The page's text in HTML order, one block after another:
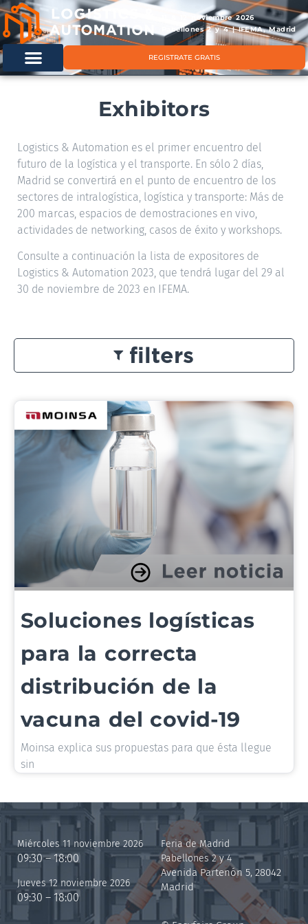
11 & 12 noviembre 2026
Pabellones 2 y 4 | IFEMA, Madrid
REGISTRATE GRATIS
Exhibitors
Logistics & Automation es el primer encuentro del
futuro de la logística y el transporte. En sólo 2 días,
Madrid se convertirá en el punto de encuentro de los
sectores de intralogística, logística y transporte: Más de
200 marcas, espacios de demostraciones en vivo,
actividades de networking, casos de éxito y workshops.
Consulte a continuación la lista de expositores de
Logistics & Automation 2023, que tendrá lugar del 29 al
30 de noviembre de 2023 en IFEMA.
filters
Soluciones logísticas
para la correcta
distribución de la
vacuna del covid-19
Moinsa explica sus propuestas para que ésta llegue
sin
Miércoles 11 noviembre 2026
09:30 – 18:00
Jueves 12 noviembre 2026
09:30 – 18:00
Feria de Madrid
Pabellones 2 y 4
Avenida Partenón 5, 28042
Madrid